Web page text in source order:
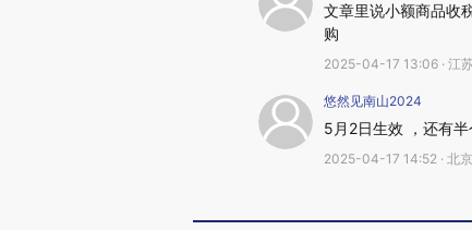
文章里说小额商品收
购
2025-04-17 13:06 · 江
悠然见南山2024
5月2日生效 ，还有
2025-04-17 14:52 · 北京